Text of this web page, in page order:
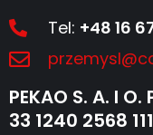
Tel: +48 16
PEKAO S. A. I
33 1240 2568